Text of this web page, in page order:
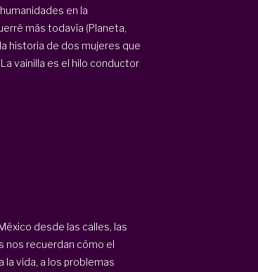
en la
más todavía (Planeta,
historia de dos mujeres que
vainilla es el hilo conductor
desde las calles, las
nos recuerdan cómo el
la vida, a los problemas